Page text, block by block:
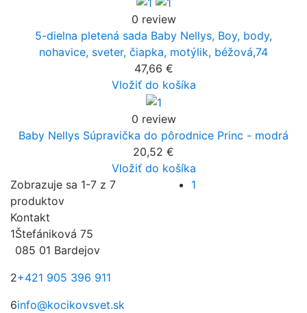
0 review
5-dielna pletená sada Baby Nellys, Boy, body,
nohavice, sveter, čiapka, motýlik, béžová,74
47,66 €
Vložiť do košíka
0 review
Baby Nellys Súpravička do pôrodnice Princ - modrá
20,52 €
Vložiť do košíka
Zobrazuje sa 1-7 z 7
produktov
1
Kontakt
1Štefániková 75
085 01 Bardejov
2+421 905 396 911
6info@kocikovsvet.sk